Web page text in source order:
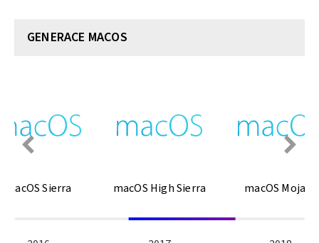
GENERACE MACOS
macOS Sierra macOS High Sierra macOS Mojave